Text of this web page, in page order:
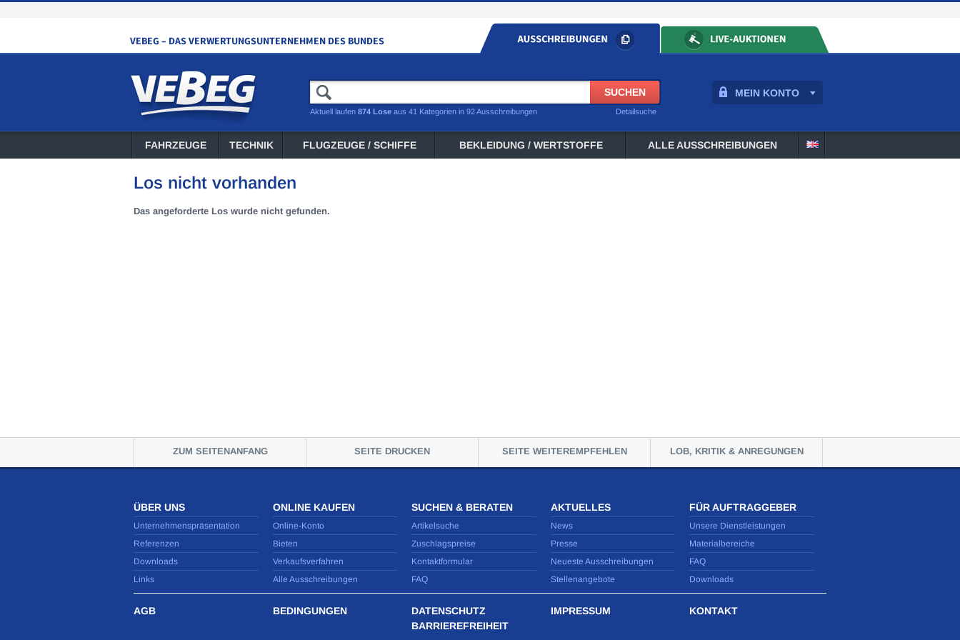
MEIN KONTO
Detailsuche
Aktuell laufen 874 Lose aus 41 Kategorien in 92 Ausschreibungen
FAHRZEUGE TECHNIK FLUGZEUGE / SCHIFFE BEKLEIDUNG / WERTSTOFFE ALLE AUSSCHREIBUNGEN
Los nicht vorhanden
Das angeforderte Los wurde nicht gefunden.
ZUM SEITENANFANG SEITE DRUCKEN SEITE WEITEREMPFEHLEN LOB, KRITIK & ANREGUNGEN
ÜBER UNS
Unternehmenspräsentation
Referenzen
Downloads
Links
ONLINE KAUFEN
Online-Konto
Bieten
Verkaufsverfahren
Alle Ausschreibungen
SUCHEN & BERATEN
Artikelsuche
Zuschlagspreise
Kontaktformular
FAQ
AKTUELLES
News
Presse
Neueste Ausschreibungen
Stellenangebote
FÜR AUFTRAGGEBER
Unsere Dienstleistungen
Materialbereiche
FAQ
Downloads
AGB BEDINGUNGEN
DATENSCHUTZ
BARRIEREFREIHEIT
IMPRESSUM KONTAKT